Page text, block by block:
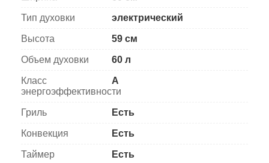
Тип духовки электрический
Высота 59 см
Объем духовки 60 л
Класс
энергоэффективности
A
Гриль Есть
Конвекция Есть
Таймер Есть